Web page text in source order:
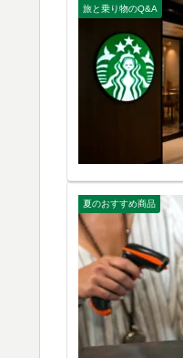
旅と乗り物のQ&A
夏のおすすめ商品